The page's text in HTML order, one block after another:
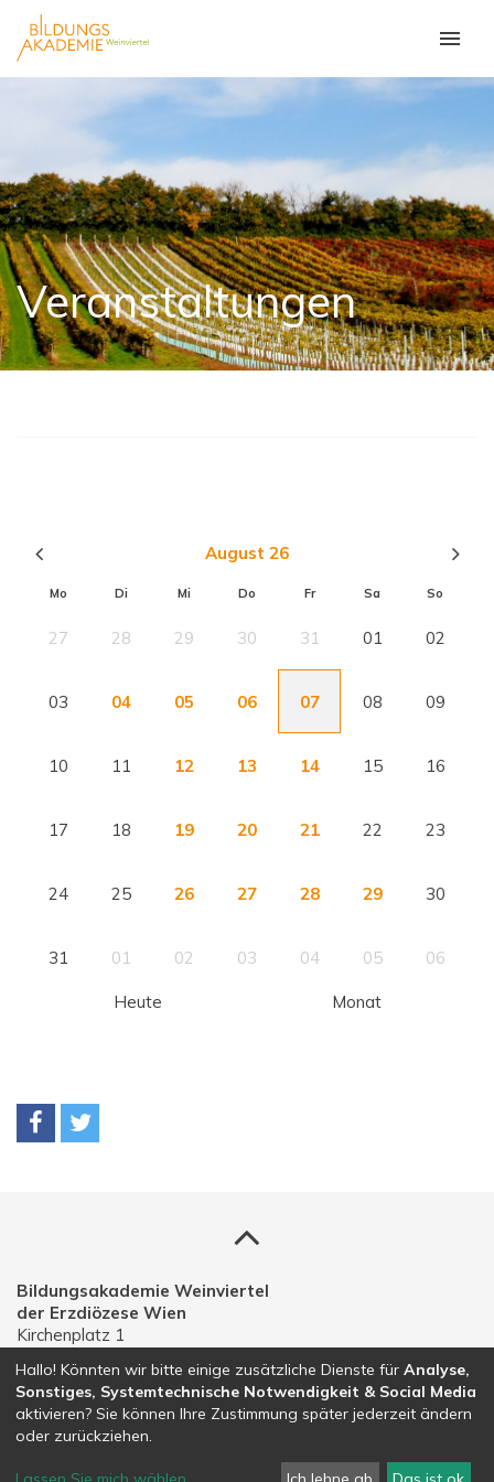
Veranstaltungen
August 26
Mo Di Mi Do Fr Sa So
27 28 29 30 31 01 02
03 04 05 06 07 08 09
10 11 12 13 14 15 16
17 18 19 20 21 22 23
24 25 26 27 28 29 30
31 01 02 03 04 05 06
Heute Monat
Bildungsakademie Weinviertel
der Erzdiözese Wien
Kirchenplatz 1
Telefon: 02574 30203
E-Mail:bildungsakademie.weinviertel@edw.or.at
Hallo! Könnten wir bitte einige zusätzliche Dienste für Analyse,
Sonstiges, Systemtechnische Notwendigkeit & Social Media
aktivieren? Sie können Ihre Zustimmung später jederzeit ändern
oder zurückziehen.